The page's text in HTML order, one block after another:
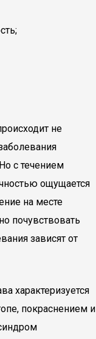
не
с течением
ощущается
на месте
почувствовать
зависят от
характеризуется
покраснением и